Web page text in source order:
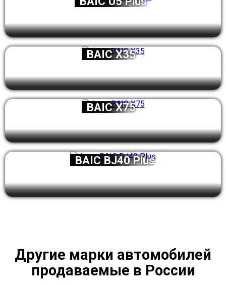
BAIC X35
BAIC X75
BAIC BJ40 Plus
Другие марки автомобилей
продаваемые в России